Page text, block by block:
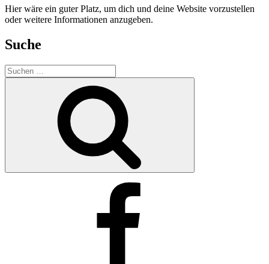
Hier wäre ein guter Platz, um dich und deine Website vorzustellen
oder weitere Informationen anzugeben.
Suche
Suche
nach: